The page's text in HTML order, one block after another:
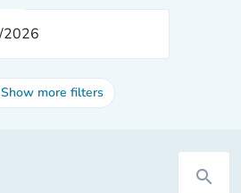
Show more filters
search